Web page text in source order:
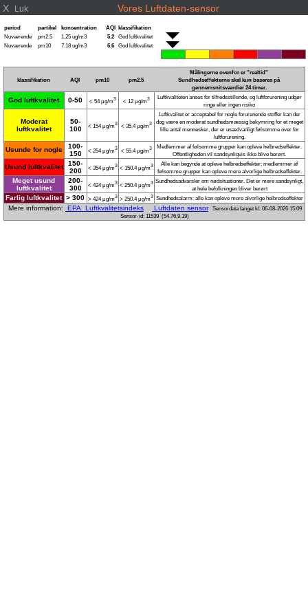
X Luk Vores Luftdaten-sensor
period partikel koncentration AQI klassifikation
Nuværende
pm2.5 1.25 ug/m3 5.2 God luftkvalitet
Nuværende
pm10 7.18 ug/m3 6.6 God luftkvalitet
klassifikation AQI pm10 pm2.5
Målingerne ovenfor er "realtid"
Sundhedseffekterne skal kun baseres på
gennemsnitsværdier 24 timer.
God luftkvalitet 0-50 < 54 μg/m3 < 12 μg/m3
Luftkvaliteten anses for tilfredsstillende, og luftforurening udgør
ringe eller ingen risiko
Moderat
luftkvalitet
50-
100
< 154 μg/m3 < 35.4 μg/m3
Luftkvalitet er acceptabel for nogle forurenende stoffer kan der
dog være en moderat sundhedsmæssig bekymring for et meget
lille antal mennesker, der er usædvanligt følsomme over for
luftforurening.
Usunde for nogle
100-
150
< 254 μg/m3 < 55.4 μg/m3
Medlemmer af følsomme grupper kan opleve helbredseffekter.
Offentligheden vil sandsynligvis ikke blive berørt.
Usund luftkvalitet
150-
200
< 354 μg/m3 < 150.4 μg/m3
Alle kan begynde at opleve helbredseffekter; medlemmer af
følsomme grupper kan opleve mere alvorlige helbredseffekter.
Meget usund
luftkvalitet
200-
300
< 424 μg/m3 < 250.4 μg/m3 Sundhedsadvarsler om nødsituationer. Det er mere sandsynligt,
at hele befolkningen bliver berørt
Farlig luftkvalitet > 300 > 424 μg/m3 > 250.4 μg/m3 Sundhedsalarm: alle kan opleve mere alvorlige helbredseffekter
Mere information: EPA Luftkvalitetsindeks Luftdaten sensor Sensordata fanget kl: 06-08-2026 15:09
Sensor-id: 11539 (54.76,9.19)